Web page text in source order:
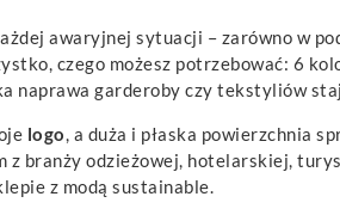
awaryjnej sytuacji – zarówno w
czego możesz potrzebować: 6
naprawa garderoby czy tekstyliów
logo, a duża i płaska powierzchnia
z branży odzieżowej, hotelarskiej,
z modą sustainable.